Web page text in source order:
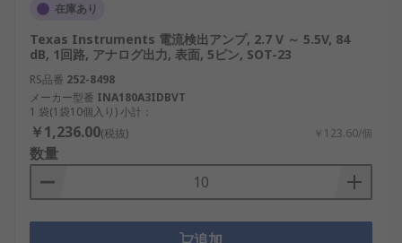
在庫あり
Texas Instruments 電流検出アンプ, 2.7 V ～ 5.5V, 84
dB, 1回路, アナログ出力, 表面, 5ピン, SOT-23
RS品番 252-8498
メーカー型番 INA180A3IDBVT
1 袋(1袋10個入り) 小計：
￥1,236.00(税抜) ￥123.60/個
数量